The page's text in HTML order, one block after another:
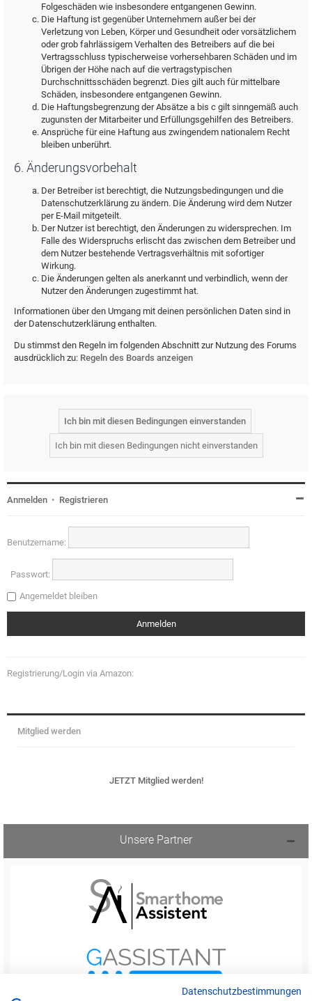
Folgeschäden wie insbesondere entgangenen Gewinn.
Die Haftung ist gegenüber Unternehmern außer bei der
Verletzung von Leben, Körper und Gesundheit oder vorsätzlichem
oder grob fahrlässigem Verhalten des Betreibers auf die bei
Vertragsschluss typischerweise vorhersehbaren Schäden und im
Übrigen der Höhe nach auf die vertragstypischen
Durchschnittsschäden begrenzt. Dies gilt auch für mittelbare
Schäden, insbesondere entgangenen Gewinn.
Die Haftungsbegrenzung der Absätze a bis c gilt sinngemäß auch
zugunsten der Mitarbeiter und Erfüllungsgehilfen des Betreibers.
Ansprüche für eine Haftung aus zwingendem nationalem Recht
bleiben unberührt.
6. Änderungsvorbehalt
Der Betreiber ist berechtigt, die Nutzungsbedingungen und die
Datenschutzerklärung zu ändern. Die Änderung wird dem Nutzer
per E-Mail mitgeteilt.
Der Nutzer ist berechtigt, den Änderungen zu widersprechen. Im
Falle des Widerspruchs erlischt das zwischen dem Betreiber und
dem Nutzer bestehende Vertragsverhältnis mit sofortiger
Wirkung.
Die Änderungen gelten als anerkannt und verbindlich, wenn der
Nutzer den Änderungen zugestimmt hat.
Informationen über den Umgang mit deinen persönlichen Daten sind in
der Datenschutzerklärung enthalten.
Du stimmst den Regeln im folgenden Abschnitt zur Nutzung des Forums
ausdrücklich zu: Regeln des Boards anzeigen
Anmelden • Registrieren
Benutzername:
Passwort:
Angemeldet bleiben
Registrierung/Login via Amazon:
Mitglied werden
JETZT Mitglied werden!
Unsere Partner
Datenschutzbestimmungen